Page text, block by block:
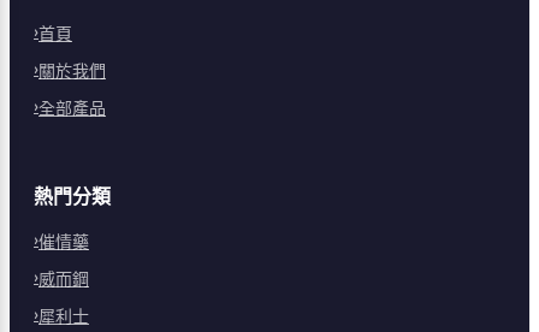
首頁
關於我們
全部產品
熱門分類
催情藥
威而鋼
犀利士